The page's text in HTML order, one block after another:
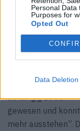
Personal Data
Purposes for
Opted Out
Data Deletion
sprach offen über
Episoden,
Drogensucht:
Keefe
wie Bourdain
seinen Entzug:
abhängig zu sein.
gewesen und
mehr ausstehen”.